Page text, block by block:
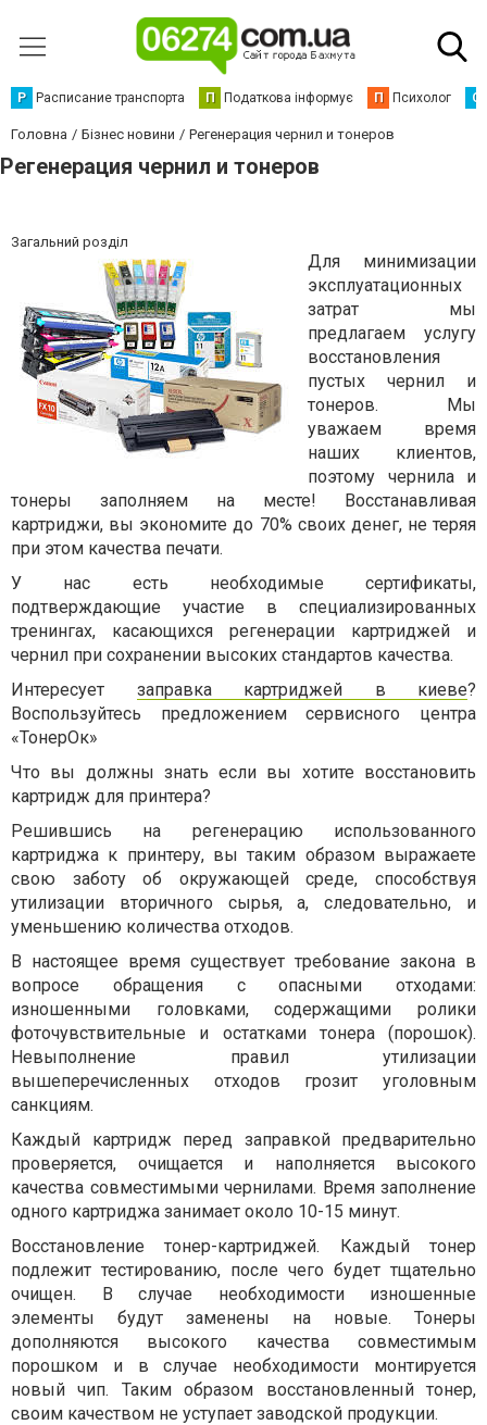
Р Расписание транспорта П Податкова інформує П Психолог С
Головна Бізнес новини Регенерация чернил и тонеров
Регенерация чернил и тонеров
Загальний розділ
Для минимизации
эксплуатационных
затрат мы
предлагаем услугу
восстановления
пустых чернил и
тонеров. Мы
уважаем время
наших клиентов,
поэтому чернила и
тонеры заполняем на месте! Восстанавливая
картриджи, вы экономите до 70% своих денег, не теряя
при этом качества печати.
У нас есть необходимые сертификаты,
подтверждающие участие в специализированных
тренингах, касающихся регенерации картриджей и
чернил при сохранении высоких стандартов качества.
Интересует заправка картриджей в киеве?
Воспользуйтесь предложением сервисного центра
«ТонерОк»
Что вы должны знать если вы хотите восстановить
картридж для принтера?
Решившись на регенерацию использованного
картриджа к принтеру, вы таким образом выражаете
свою заботу об окружающей среде, способствуя
утилизации вторичного сырья, а, следовательно, и
уменьшению количества отходов.
В настоящее время существует требование закона в
вопросе обращения с опасными отходами:
изношенными головками, содержащими ролики
фоточувствительные и остатками тонера (порошок).
Невыполнение правил утилизации
вышеперечисленных отходов грозит уголовным
санкциям.
Каждый картридж перед заправкой предварительно
проверяется, очищается и наполняется высокого
качества совместимыми чернилами. Время заполнение
одного картриджа занимает около 10-15 минут.
Восстановление тонер-картриджей. Каждый тонер
подлежит тестированию, после чего будет тщательно
очищен. В случае необходимости изношенные
элементы будут заменены на новые. Тонеры
дополняются высокого качества совместимым
порошком и в случае необходимости монтируется
новый чип. Таким образом восстановленный тонер,
своим качеством не уступает заводской продукции.